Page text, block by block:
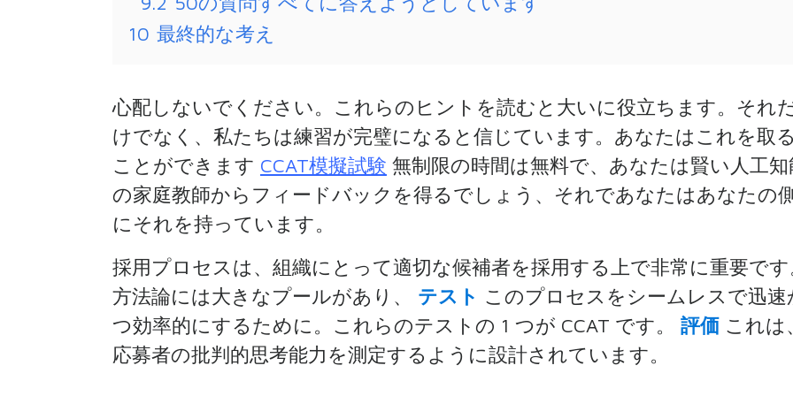
10 最終的な考え
心配しないでください。これらのヒントを読むと大いに役立ちます。それ
けでなく、私たちは練習が完璧になると信じています。あなたはこれを取る
ことができます CCAT模擬試験 無制限の時間は無料で、あなたは賢い人工知
の家庭教師からフィードバックを得るでしょう、それであなたはあなたの
にそれを持っています。
採用プロセスは、組織にとって適切な候補者を採用する上で非常に重要です
方法論には大きなプールがあり、 テスト このプロセスをシームレスで迅速
つ効率的にするために。これらのテストの 1 つが CCAT です。 評価 これは、
応募者の批判的思考能力を測定するように設計されています。